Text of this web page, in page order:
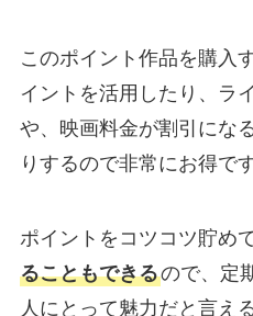
このポイント作品を購入
イントを活用したり、ラ
や、映画料金が割引にな
りするので非常にお得です
ポイントをコツコツ貯め
ることもできるので、定
人にとって魅力だと言え